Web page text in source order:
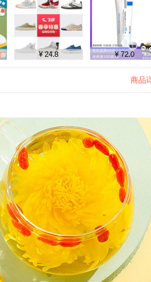
¥ 24.8 ¥ 72.0
商品